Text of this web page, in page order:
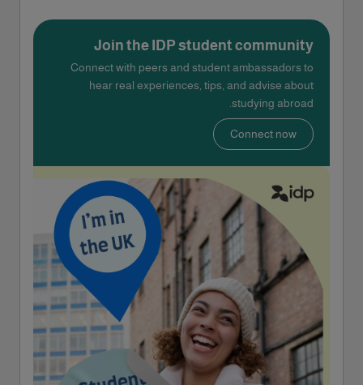
Join the IDP student community
Connect with peers and student ambassadors to
hear real experiences, tips, and advise about
studying abroad.
Connect now